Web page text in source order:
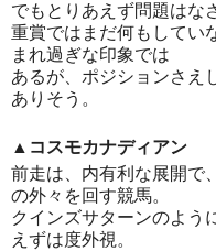
でもとりあえず問題はな
重賞ではまだ何もしてい
まれ過ぎな印象では
あるが、ポジションさえ
ありそう。
▲コスモカナディアン
前走は、内有利な展開で
の外々を回す競馬。
クインズサターンのよう
えずは度外視。